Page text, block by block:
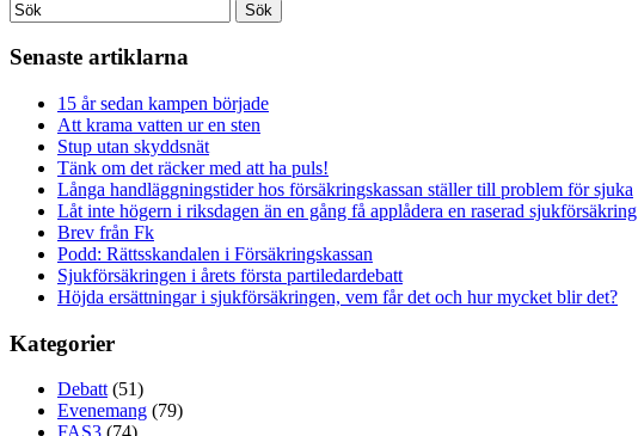
Senaste artiklarna
15 år sedan kampen började
Att krama vatten ur en sten
Stup utan skyddsnät
Tänk om det räcker med att ha puls!
Långa handläggningstider hos försäkringskassan ställer till problem för sjuka
Låt inte högern i riksdagen än en gång få applådera en raserad sjukförsäkring
Brev från Fk
Podd: Rättsskandalen i Försäkringskassan
Sjukförsäkringen i årets första partiledardebatt
Höjda ersättningar i sjukförsäkringen, vem får det och hur mycket blir det?
Kategorier
Debatt(51)
Evenemang (79)